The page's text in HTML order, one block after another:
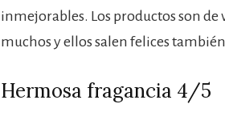
inmejorables. Los productos son
muchos y ellos salen felices
Hermosa fragancia 4/5